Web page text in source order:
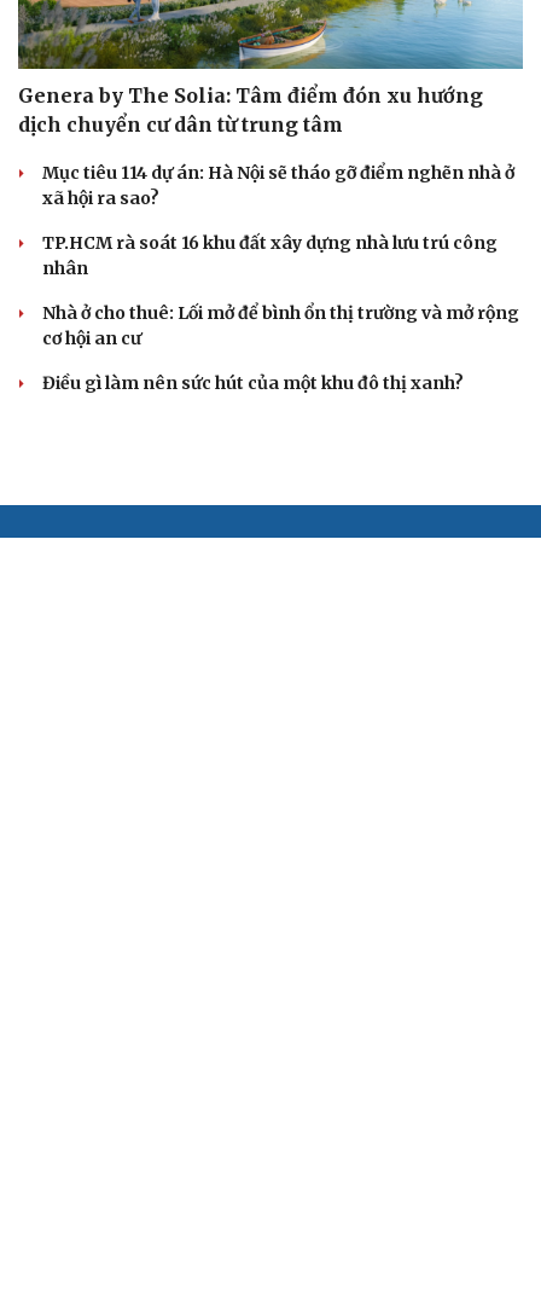
Genera by The Solia: Tâm điểm đón xu hướng
dịch chuyển cư dân từ trung tâm
Mục tiêu 114 dự án: Hà Nội sẽ tháo gỡ điểm nghẽn nhà ở
xã hội ra sao?
TP.HCM rà soát 16 khu đất xây dựng nhà lưu trú công
nhân
Nhà ở cho thuê: Lối mở để bình ổn thị trường và mở rộng
cơ hội an cư
Điều gì làm nên sức hút của một khu đô thị xanh?